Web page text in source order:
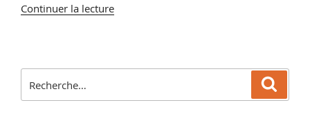
Continuer la lecturede
pour